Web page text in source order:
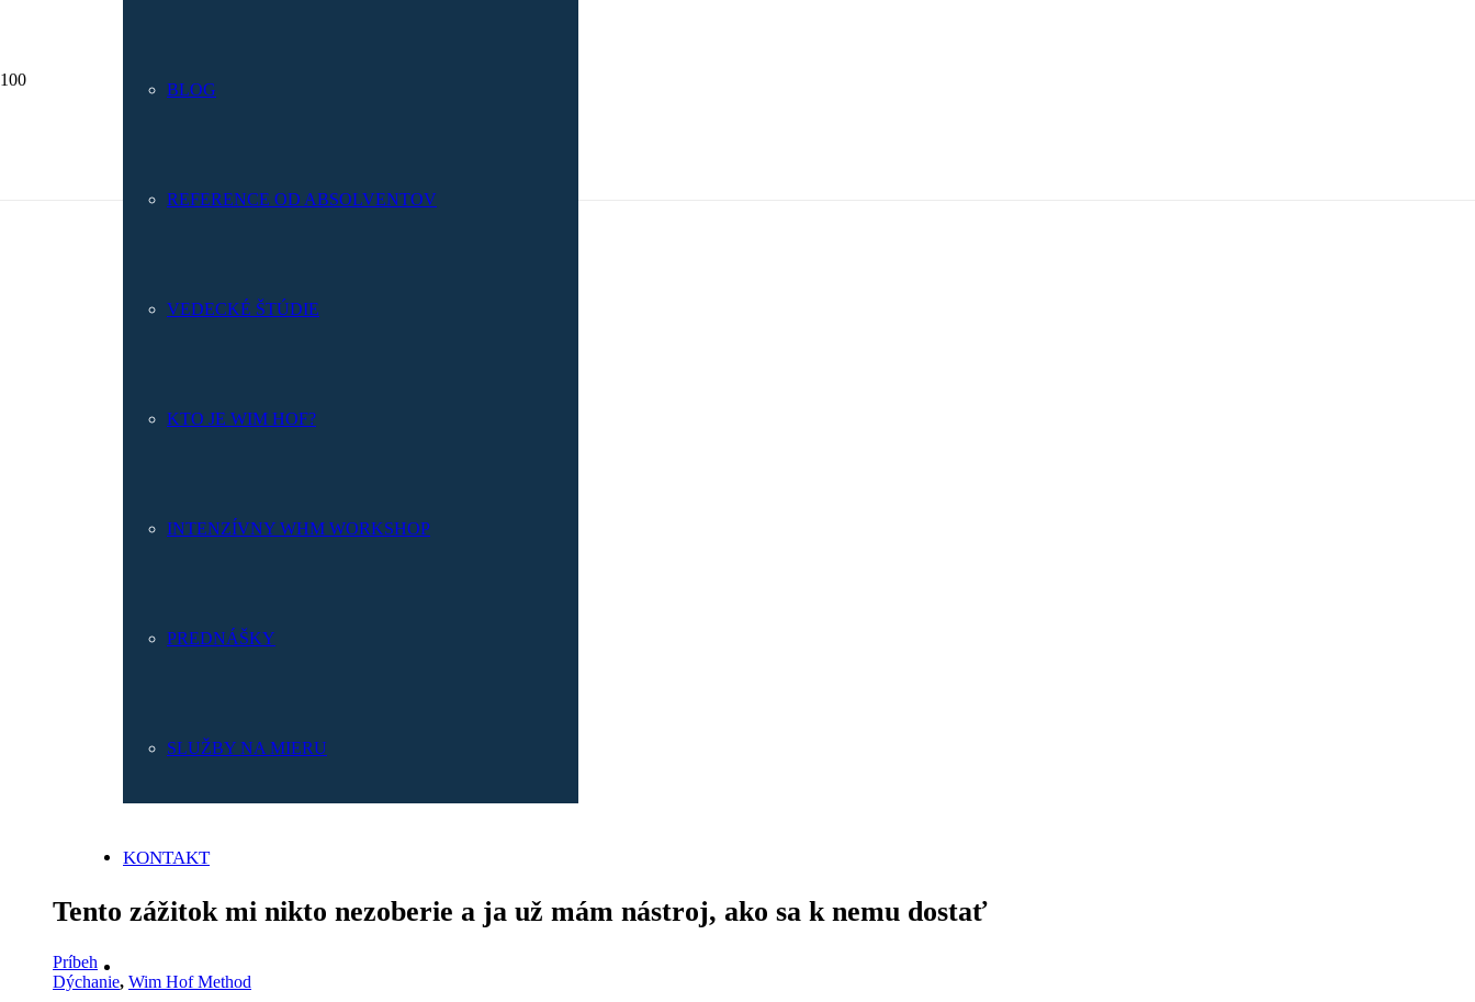
BLOG
REFERENCE OD ABSOLVENTOV
VEDECKÉ ŠTÚDIE
KTO JE WIM HOF?
INTENZÍVNY WHM WORKSHOP
PREDNÁŠKY
SLUŽBY NA MIERU
KONTAKT
Tento zážitok mi nikto nezoberie a ja už mám nástroj, ako sa k nemu dostať
Príbeh
Dýchanie, Wim Hof Method